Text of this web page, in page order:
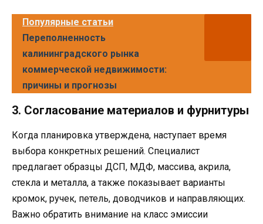
Популярные статьи
Переполненность
калининградского рынка
коммерческой недвижимости:
причины и прогнозы
3. Согласование материалов и фурнитуры
Когда планировка утверждена, наступает время
выбора конкретных решений. Специалист
предлагает образцы ДСП, МДФ, массива, акрила,
стекла и металла, а также показывает варианты
кромок, ручек, петель, доводчиков и направляющих.
Важно обратить внимание на класс эмиссии